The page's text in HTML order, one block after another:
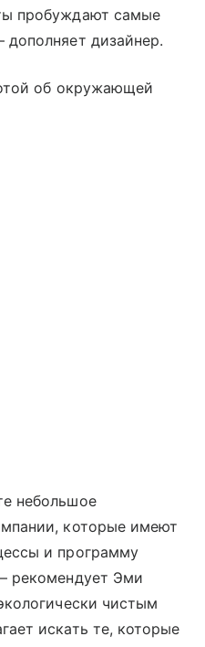
пробуждают самые
дизайнер.
об окружающей
небольшое
которые имеют
и программу
рекомендует Эми
чистым
искать те, которые